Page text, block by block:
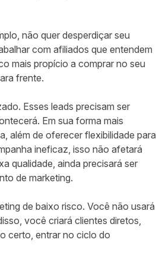
não quer desperdiçar seu
com afiliados que entendem
mais propício a comprar no seu
frente.
Esses leads precisam ser
Em sua forma mais
além de oferecer flexibilidade para
ineficaz, isso não afetará
qualidade, ainda precisará ser
de marketing.
de baixo risco. Você não usará
você criará clientes diretos,
certo, entrar no ciclo do